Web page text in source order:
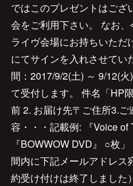
ではこのプレゼントはござ
会をご利用下さい。 なお、
ライヴ会場にお持ちいただ
にてサインを入れさせてい
間：2017/9/2(土) ～ 9/12(
て受付します。 件名「HP
前 2. お届け先〒ご住所3.
容・・・記載例: 『Voice of
『BOWWOW DVD』 ○枚
間内に下記メールアドレス
約受け付けは終了しました